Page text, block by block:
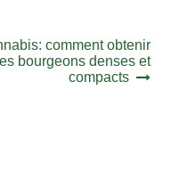
:
comment obtenir
bourgeons denses et
compacts